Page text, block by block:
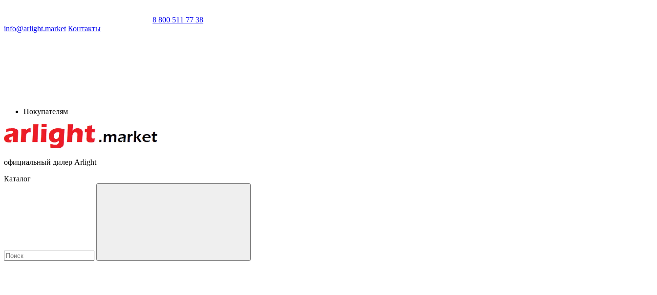
8 800 511 77 38
info@arlight.market Контакты
Покупателям
официальный дилер Arlight
Каталог